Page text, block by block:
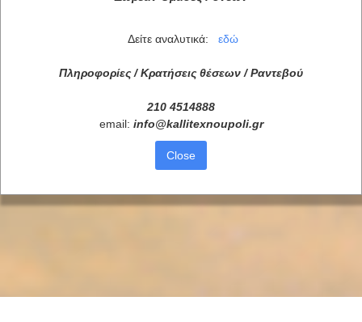
Δείτε αναλυτικά: εδώ
Πληροφορίες / Κρατήσεις θέσεων / Ραντεβού
210 4514888
email: info@kallitexnoupoli.gr
Close